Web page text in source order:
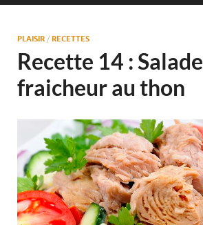
PLAISIR / RECETTES
Recette 14 : Salade
fraicheur au thon